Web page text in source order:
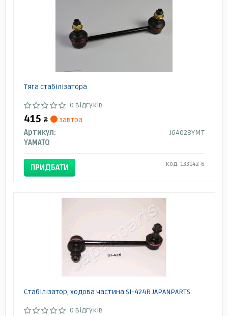
Тяга стабілізатора
0 відгуків
415 ₴
завтра
Артикул:
J64028YMT
YAMATO
ПРИДБАТИ Код: 133142-6
Стабілізатор, ходова частина SI-424R JAPANPARTS
0 відгуків